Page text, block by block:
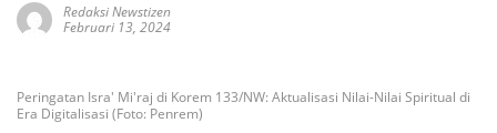
Redaksi Newstizen
Februari 13, 2024
Peringatan Isra' Mi'raj di Korem 133/NW: Aktualisasi Nilai-Nilai Spiritual di
Era Digitalisasi (Foto: Penrem)